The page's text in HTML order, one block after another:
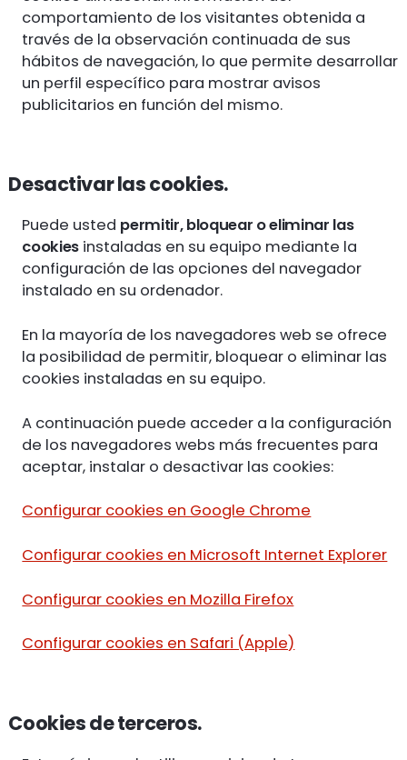
comportamiento de los visitantes obtenida a
través de la observación continuada de sus
hábitos de navegación, lo que permite desarrollar
un perfil específico para mostrar avisos
publicitarios en función del mismo.
Desactivar las cookies.
Puede usted permitir, bloquear o eliminar las
cookies instaladas en su equipo mediante la
configuración de las opciones del navegador
instalado en su ordenador.
En la mayoría de los navegadores web se ofrece
la posibilidad de permitir, bloquear o eliminar las
cookies instaladas en su equipo.
A continuación puede acceder a la configuración
de los navegadores webs más frecuentes para
aceptar, instalar o desactivar las cookies:
Configurar cookies en Google Chrome
Configurar cookies en Microsoft Internet Explorer
Configurar cookies en Mozilla Firefox
Configurar cookies en Safari (Apple)
Cookies de terceros.